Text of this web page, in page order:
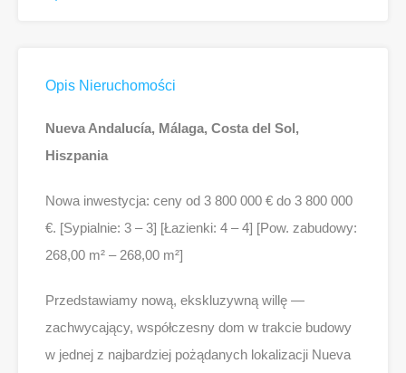
Opis Nieruchomości
Nueva Andalucía, Málaga, Costa del Sol,
Hiszpania
Nowa inwestycja: ceny od 3 800 000 € do 3 800 000
€. [Sypialnie: 3 – 3] [Łazienki: 4 – 4] [Pow. zabudowy:
268,00 m² – 268,00 m²]
Przedstawiamy nową, ekskluzywną willę —
zachwycający, współczesny dom w trakcie budowy
w jednej z najbardziej pożądanych lokalizacji Nueva